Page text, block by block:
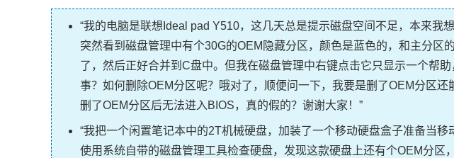
“我的电脑是联想Ideal pad Y510，这几天总是提示磁盘空间不足，本来我
突然看到磁盘管理中有个30G的OEM隐藏分区，颜色是蓝色的，和主分区
了，然后正好合并到C盘中。但我在磁盘管理中右键点击它只显示一个帮
事？如何删除OEM分区呢？哦对了，顺便问一下，我要是删了OEM分区还
删了OEM分区后无法进入BIOS，真的假的？谢谢大家！”
“我把一个闲置笔记本中的2T机械硬盘，加装了一个移动硬盘盒子准备当移
使用系统自带的磁盘管理工具检查硬盘，发现这款硬盘上还有个OEM分区